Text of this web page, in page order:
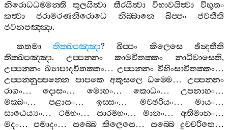
නිරොධධම‍්මන‍්ති
තුලයිත්‍වා තීරයිත්‍වා විභාවයිත්‍වා
විභූතං
කත්‍වා
ජරාමරණනිරොධෙ නිබ‍්බානෙ ඛිප‍්පං
ජවතීති
ජවනපඤ‍්ඤා.
කතමා
තික‍්ඛපඤ‍්ඤා?ඛිප‍්පං කිලෙසෙ
ඡින්‍දතීති
තික‍්ඛපඤ‍්ඤා. උප‍්පන‍්නං කාමවිතක‍්කං නාධිවාසෙති,
උප‍්පන‍්නං බ්‍යාපාදවිතක‍්කං…උප‍්පන‍්නං විහිංසාවිතක‍්කං…
උප‍්පන‍්නුප‍්පන‍්නෙ
පාපකෙ අකුසලෙ ධම‍්මෙ… උප‍්පන‍්නං
රාගං…දොසං… මොහං… කොධං… උපනාහං…
මක‍්ඛං… පළාසං… ඉස‍්සං… මච‍්ඡරියං… මායං…
සාඨෙය්‍යං… ථම‍්භං… සාරම‍්භං…මානං… අතිමානං…
මදං…පමාදං… සබ‍්බෙ කිලෙසෙ… සබ‍්බෙ දුච‍්චරිතෙ…